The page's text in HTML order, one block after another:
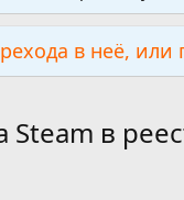
в неё,
Steam в